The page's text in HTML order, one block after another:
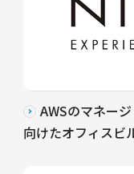
AWSのマネー
向けたオフィスビ